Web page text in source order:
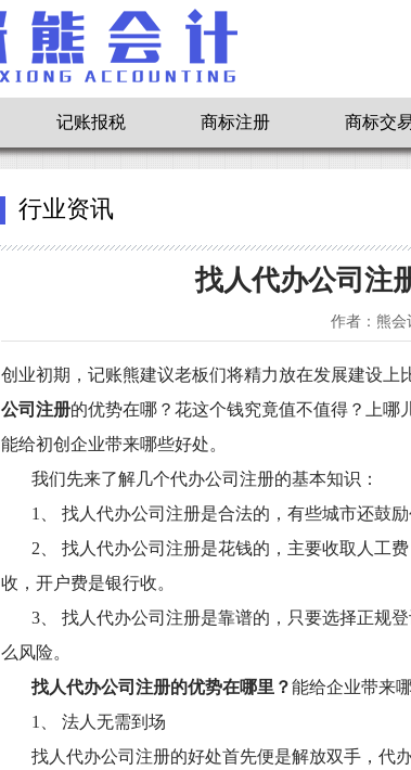
记账报税 商标注册 商标交
行业资讯
找人代办公司注
作者：熊会
创业初期， 记账熊建议老板们将精力放在发展建设上
公司注册的优势在哪？花这个钱究竟值不值得？上
能给初创企业带来哪些好处。
我们先来了解几个代办公司注册的基本知识：
1、 找人代办公司注册是合法的，有些城市还鼓
2、 找人代办公司注册是花钱的，主要收取人工
收，开户费是银行收。
3、 找人代办公司注册是靠谱的，只要选择正规
么风险。
找人代办公司注册的优势在哪里？能给企业带来
1、 法人无需到场
找人代办公司注册的好处首先便是解放双手，代